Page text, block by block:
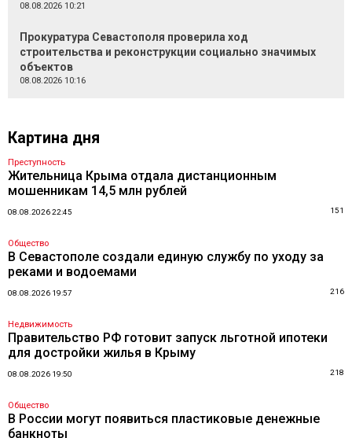
08.08.2026 10:21
Прокуратура Севастополя проверила ход
строительства и реконструкции социально значимых
объектов
08.08.2026 10:16
Картина дня
Преступность
Жительница Крыма отдала дистанционным
мошенникам 14,5 млн рублей
08.08.2026 22:45 151
Общество
В Севастополе создали единую службу по уходу за
реками и водоемами
08.08.2026 19:57 216
Недвижимость
Правительство РФ готовит запуск льготной ипотеки
для достройки жилья в Крыму
08.08.2026 19:50 218
Общество
В России могут появиться пластиковые денежные
банкноты